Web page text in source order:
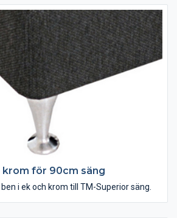
krom för 90cm säng
i ek och krom till TM-Superior säng.